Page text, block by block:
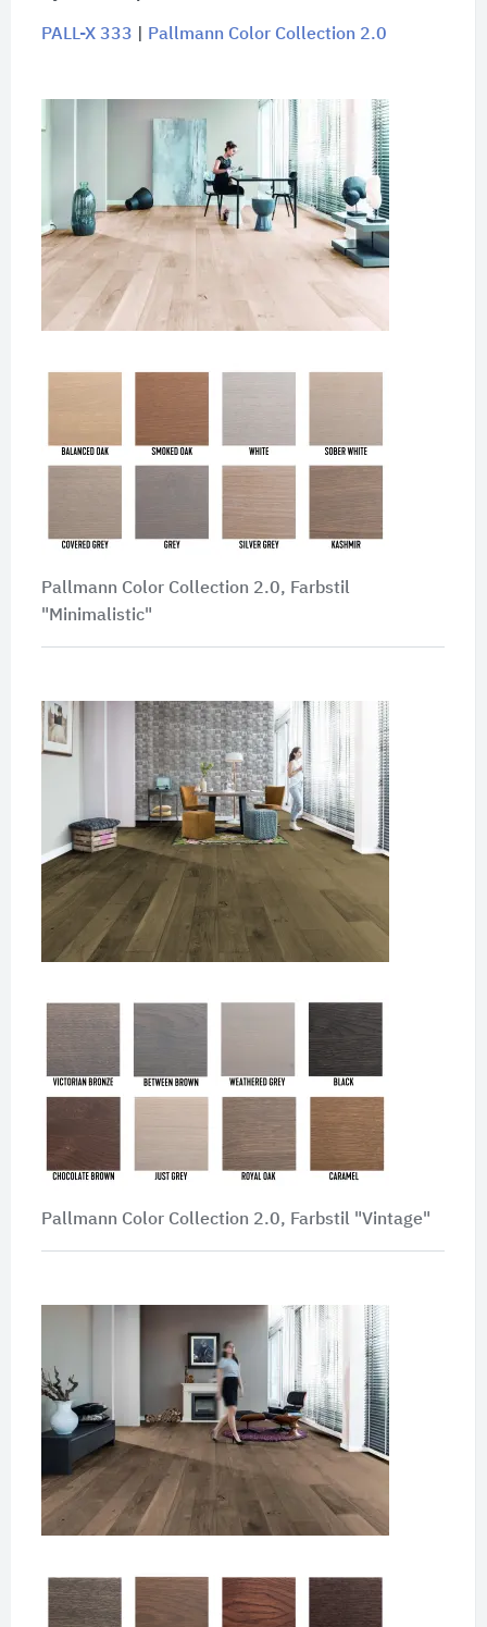
PALL-X 333 Pallmann Color Collection 2.0
Pallmann Color Collection 2.0, Farbstil
"Minimalistic"
Pallmann Color Collection 2.0, Farbstil "Vintage"